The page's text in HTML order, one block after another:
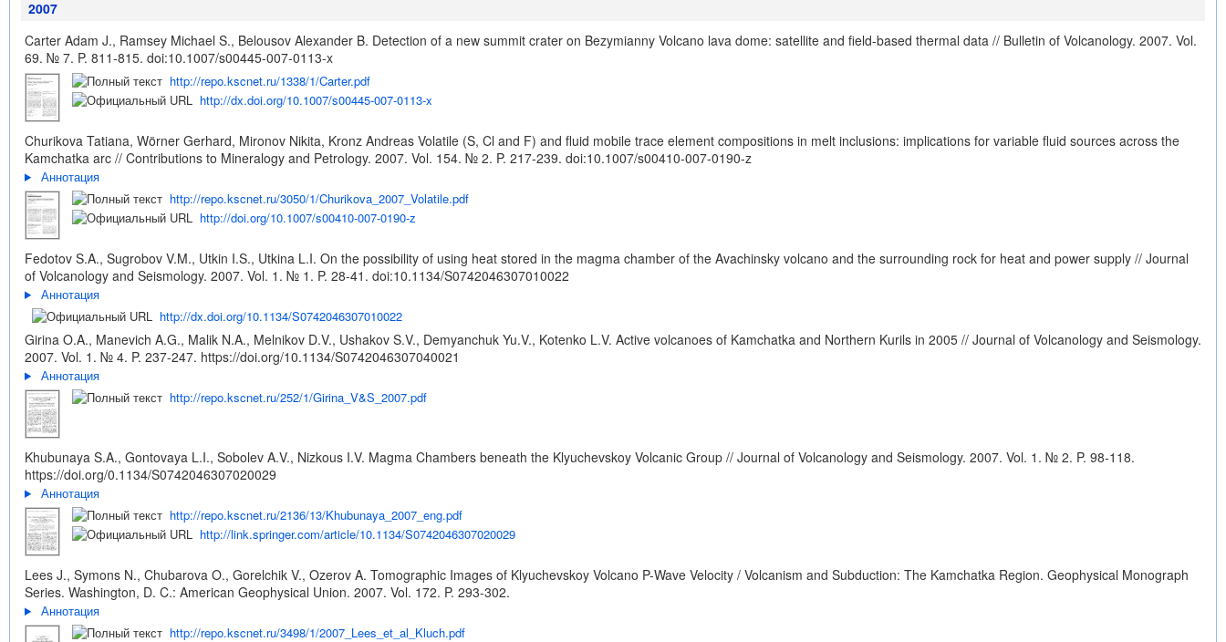
2007
Carter Adam J., Ramsey Michael S., Belousov Alexander B. Detection of a new summit crater on Bezymianny Volcano lava dome: satellite and field-based thermal data // Bulletin of Volcanology. 2007. Vol.
69. № 7. P. 811-815. doi:10.1007/s00445-007-0113-x
http://repo.kscnet.ru/1338/1/Carter.pdf
http://dx.doi.org/10.1007/s00445-007-0113-x
Churikova Tatiana, Wörner Gerhard, Mironov Nikita, Kronz Andreas Volatile (S, Cl and F) and fluid mobile trace element compositions in melt inclusions: implications for variable fluid sources across the
Kamchatka arc // Contributions to Mineralogy and Petrology. 2007. Vol. 154. № 2. P. 217-239. doi:10.1007/s00410-007-0190-z
Аннотация
http://repo.kscnet.ru/3050/1/Churikova_2007_Volatile.pdf
http://doi.org/10.1007/s00410-007-0190-z
Fedotov S.A., Sugrobov V.M., Utkin I.S., Utkina L.I. On the possibility of using heat stored in the magma chamber of the Avachinsky volcano and the surrounding rock for heat and power supply // Journal
of Volcanology and Seismology. 2007. Vol. 1. № 1. P. 28-41. doi:10.1134/S0742046307010022
Аннотация
http://dx.doi.org/10.1134/S0742046307010022
Girina O.A., Manevich A.G., Malik N.A., Melnikov D.V., Ushakov S.V., Demyanchuk Yu.V., Kotenko L.V. Active volcanoes of Kamchatka and Northern Kurils in 2005 // Journal of Volcanology and Seismology.
2007. Vol. 1. № 4. P. 237-247. https://doi.org/10.1134/S0742046307040021
Аннотация
http://repo.kscnet.ru/252/1/Girina_V&S_2007.pdf
Khubunaya S.A., Gontovaya L.I., Sobolev A.V., Nizkous I.V. Magma Chambers beneath the Klyuchevskoy Volcanic Group // Journal of Volcanology and Seismology. 2007. Vol. 1. № 2. P. 98-118.
https://doi.org/0.1134/S0742046307020029
Аннотация
http://repo.kscnet.ru/2136/13/Khubunaya_2007_eng.pdf
http://link.springer.com/article/10.1134/S0742046307020029
Lees J., Symons N., Chubarova O., Gorelchik V., Ozerov A. Tomographic Images of Klyuchevskoy Volcano P-Wave Velocity / Volcanism and Subduction: The Kamchatka Region. Geophysical Monograph
Series. Washington, D. C.: American Geophysical Union. 2007. Vol. 172. P. 293-302.
Аннотация
http://repo.kscnet.ru/3498/1/2007_Lees_et_al_Kluch.pdf